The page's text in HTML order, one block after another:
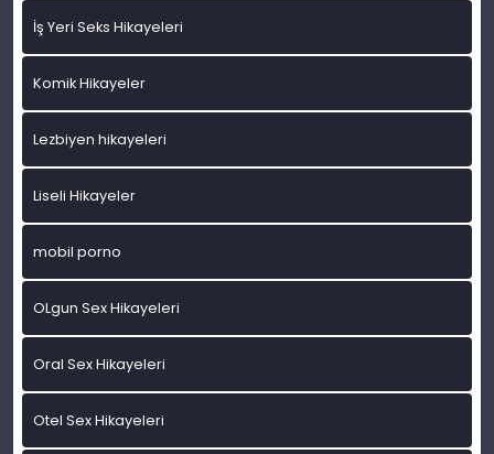
İş Yeri Seks Hikayeleri
Komik Hikayeler
Lezbiyen hikayeleri
Liseli Hikayeler
mobil porno
OLgun Sex Hikayeleri
Oral Sex Hikayeleri
Otel Sex Hikayeleri